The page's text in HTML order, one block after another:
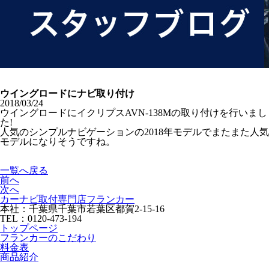
ウイングロードにナビ取り付け
2018/03/24
ウイングロードにイクリプスAVN-138Mの取り付けを行いまし
た!
人気のシンプルナビゲーションの2018年モデルでまたまた人気
モデルになりそうですね。
一覧へ戻る
前へ
次へ
カーナビ取付専⾨店フランカー
本社：千葉県千葉市若葉区都賀2-15-16
TEL：0120-473-194
トップページ
フランカーのこだわり
料金表
商品紹介